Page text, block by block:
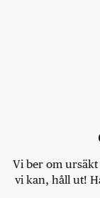
Vi ber om
vi kan, håll ut!